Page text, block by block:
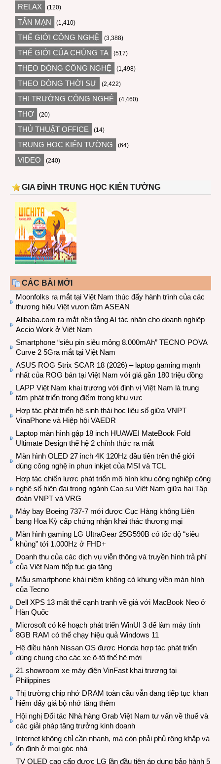
RELAX (120)
TẢN MẠN (1,410)
THẾ GIỚI CÔNG NGHỆ (3,388)
THẾ GIỚI CỦA CHÚNG TA (517)
THEO DÒNG CÔNG NGHỆ (1,498)
THEO DÒNG THỜI SỰ (2,422)
THỊ TRƯỜNG CÔNG NGHỆ (4,460)
THƠ (20)
THỦ THUẬT OFFICE (14)
TRUNG HỌC KIẾN TƯỜNG (64)
VIDEO (240)
GIA ĐÌNH TRUNG HỌC KIẾN TƯỜNG
CÁC BÀI MỚI
Moonfolks ra mắt tại Việt Nam thúc đẩy hành trình của các
thương hiệu Việt vươn tầm ASEAN
Alibaba.com ra mắt nền tảng AI tác nhân cho doanh nghiệp
Accio Work ở Việt Nam
Smartphone “siêu pin siêu mỏng 8.000mAh” TECNO POVA
Curve 2 5Gra mắt tại Việt Nam
ASUS ROG Strix SCAR 18 (2026) – laptop gaming mạnh
nhất của ROG bán tại Việt Nam với giá gần 180 triệu đồng
LAPP Việt Nam khai trương với định vị Việt Nam là trung
tâm phát triển trọng điểm trong khu vực
Hợp tác phát triển hệ sinh thái học liệu số giữa VNPT
VinaPhone và Hiệp hội VAEDR
Laptop màn hình gập 18 inch HUAWEI MateBook Fold
Ultimate Design thế hệ 2 chính thức ra mắt
Màn hình OLED 27 inch 4K 120Hz đầu tiên trên thế giới
dùng công nghệ in phun inkjet của MSI và TCL
Hợp tác chiến lược phát triển mô hình khu công nghiệp công
nghệ số hiện đại trong ngành Cao su Việt Nam giữa hai Tập
đoàn VNPT và VRG
Máy bay Boeing 737-7 mới được Cục Hàng không Liên
bang Hoa Kỳ cấp chứng nhận khai thác thương mại
Màn hình gaming LG UltraGear 25G590B có tốc độ “siêu
khủng” tới 1.000Hz ở FHD+
Doanh thu của các dịch vụ viễn thông và truyền hình trả phí
của Việt Nam tiếp tục gia tăng
Mẫu smartphone khái niệm không có khung viền màn hình
của Tecno
Dell XPS 13 mất thế cạnh tranh về giá với MacBook Neo ở
Hàn Quốc
Microsoft có kế hoạch phát triển WinUI 3 để làm máy tính
8GB RAM có thể chạy hiệu quả Windows 11
Hệ điều hành Nissan OS được Honda hợp tác phát triển
dùng chung cho các xe ô-tô thế hệ mới
21 showroom xe máy điện VinFast khai trương tại
Philippines
Thị trường chip nhớ DRAM toàn cầu vẫn đang tiếp tục khan
hiếm đẩy giá bộ nhớ tăng thêm
Hội nghị Đối tác Nhà hàng Grab Việt Nam tư vấn về thuế và
các giải pháp tăng trưởng kinh doanh
Internet không chỉ cần nhanh, mà còn phải phủ rộng khắp và
ổn định ở mọi góc nhà
TV OLED cao cấp được LG lần đầu tiên áp dụng bảo hành 5